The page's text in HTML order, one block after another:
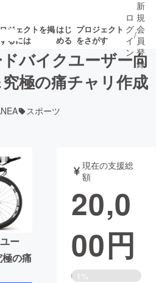
ジェクトを掲
るには
はじ
める
プロジェクト
をさがす
ロジェクト
音楽
ジェット ゲーム・
書籍・雑誌
チャレンジ
ロ
グ
イ
ン
/
新
規
会
員
登
録
バイクユーザー向
極の痛チャリ作成
スポーツ
ー
の痛
現在の支援総
額
20,0
00円
1%